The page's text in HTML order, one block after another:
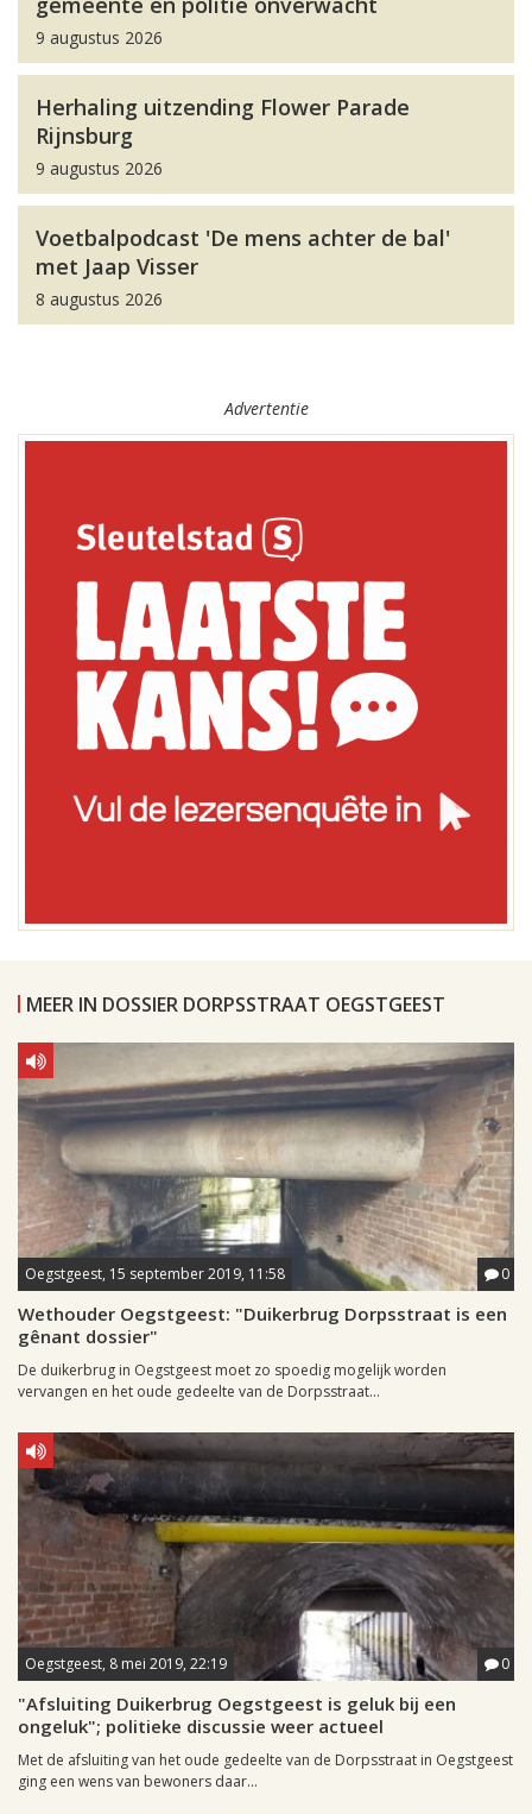
9 augustus 2026
Herhaling uitzending Flower Parade
Rijnsburg
9 augustus 2026
Voetbalpodcast 'De mens achter de bal'
met Jaap Visser
8 augustus 2026
Advertentie
MEER IN DOSSIER DORPSSTRAAT OEGSTGEEST
Oegstgeest, 15 september 2019, 11:58 0
Wethouder Oegstgeest: "Duikerbrug Dorpsstraat is een
gênant dossier"
De duikerbrug in Oegstgeest moet zo spoedig mogelijk worden
vervangen en het oude gedeelte van de Dorpsstraat...
Oegstgeest, 8 mei 2019, 22:19 0
"Afsluiting Duikerbrug Oegstgeest is geluk bij een
ongeluk"; politieke discussie weer actueel
Met de afsluiting van het oude gedeelte van de Dorpsstraat in Oegstgeest
ging een wens van bewoners daar...